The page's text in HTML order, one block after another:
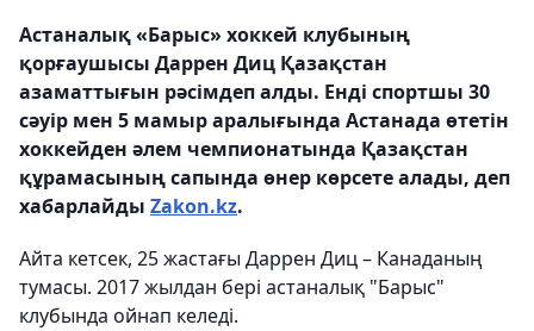
Астаналық «Барыс» хоккей клубының
қорғаушысы Даррен Диц Қазақстан
азаматтығын рәсімдеп алды. Енді спортшы 30
сәуір мен 5 мамыр аралығында Астанада өтетін
хоккейден әлем чемпионатында Қазақстан
құрамасының сапында өнер көрсете алады, деп
хабарлайды Zakon.kz.
Айта кетсек, 25 жастағы Даррен Диц – Канаданың
тумасы. 2017 жылдан бері астаналық "Барыс"
клубында ойнап келеді.